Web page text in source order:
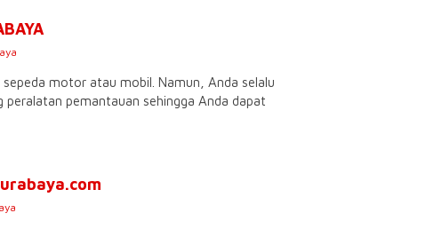
motor atau mobil. Namun, Anda selalu
pemantauan sehingga Anda dapat